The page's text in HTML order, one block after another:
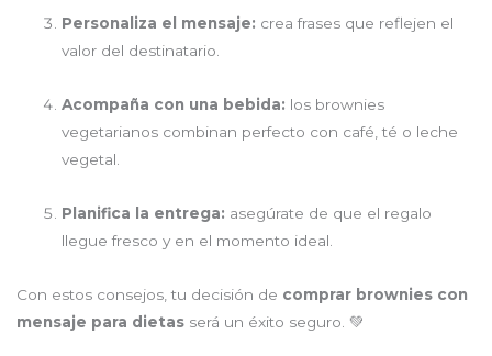
Personaliza el mensaje: crea frases que reflejen el
valor del destinatario.
Acompaña con una bebida: los brownies
vegetarianos combinan perfecto con café, té o leche
vegetal.
Planifica la entrega: asegúrate de que el regalo
llegue fresco y en el momento ideal.
Con estos consejos, tu decisión de comprar brownies con
mensaje para dietas será un éxito seguro. 💚